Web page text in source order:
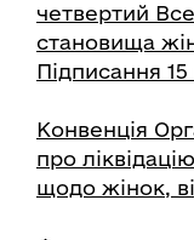
четвертий
становища
Підписання
Конвенція
про
щодо жінок,